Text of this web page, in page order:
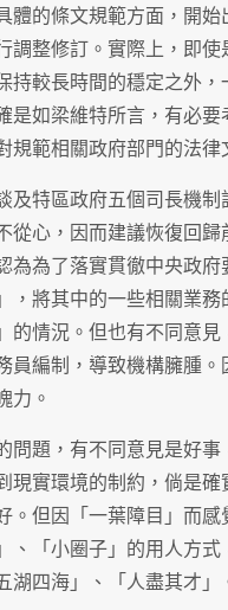
體的條文規範方面，開
調整修訂。實際上，即
持較長時間的穩定之外
是如梁維特所言，有必
規範相關政府部門的法律
及特區政府五個司長機
從心，因而建議恢復回
為為了落實貫徹中央政
，將其中的一些相關業
的情況。但也有不同意
員編制，導致機構臃腫
力。
問題，有不同意見是好
現實環境的制約，倘是
。但因「一葉障目」而
、「小圈子」的用人方
湖四海」、「人盡其才」